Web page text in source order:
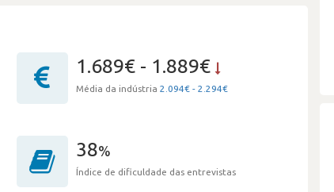
1.689€ - 1.889€
Média da indústria 2.094€ - 2.294€
38%
Índice de dificuldade das entrevistas